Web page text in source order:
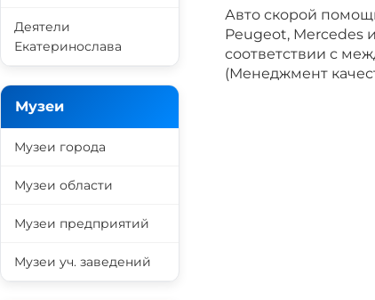
Авто скорой
Peugeot, Mercedes
соответствии с
(Менеджмент
Деятели
Екатеринослава
Музеи
Музеи города
Музеи области
Музеи предприятий
Музеи уч. заведений